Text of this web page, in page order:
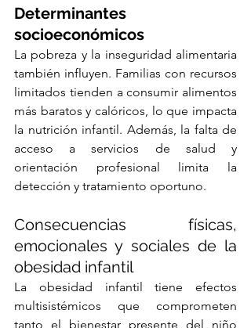
Determinantes
socioeconómicos
La pobreza y la inseguridad alimentaria
también influyen. Familias con recursos
limitados tienden a consumir alimentos
más baratos y calóricos, lo que impacta
la nutrición infantil. Además, la falta de
acceso a servicios de salud y
orientación profesional limita la
detección y tratamiento oportuno.
Consecuencias físicas,
emocionales y sociales de la
obesidad infantil
La obesidad infantil tiene efectos
multisistémicos que comprometen
tanto el bienestar presente del niño